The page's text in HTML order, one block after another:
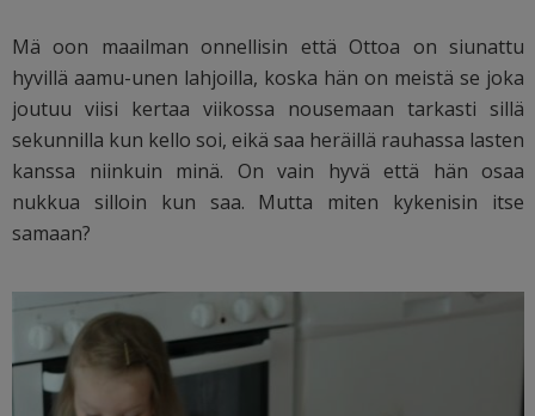
Mä oon maailman onnellisin että Ottoa on siunattu
hyvillä aamu-unen lahjoilla, koska hän on meistä se joka
joutuu viisi kertaa viikossa nousemaan tarkasti sillä
sekunnilla kun kello soi, eikä saa heräillä rauhassa lasten
kanssa niinkuin minä. On vain hyvä että hän osaa
nukkua silloin kun saa. Mutta miten kykenisin itse
samaan?